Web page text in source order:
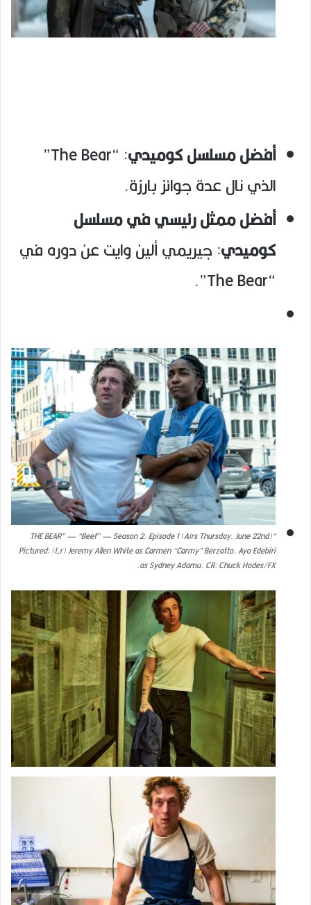
أفضل مسلسل كوميدي
: “The Bear”
الذي نال عدة جوائز بارزة.
أفضل ممثل رئيسي في مسلسل
كوميدي: جيريمي ألين وايت عن دوره في
“The Bear”.
“THE BEAR” — “Beef” — Season 2, Episode 1 (Airs Thursday, June 22nd)
Pictured: (l-r) Jeremy Allen White as Carmen “Carmy” Berzatto, Ayo Edebiri
as Sydney Adamu. CR: Chuck Hodes/FX.